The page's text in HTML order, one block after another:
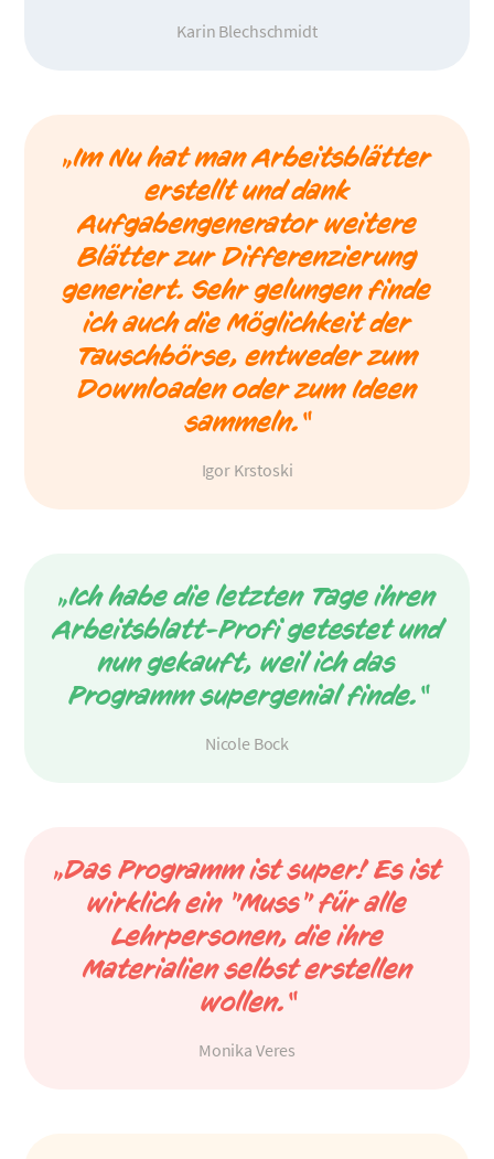
Karin Blechschmidt
„Im Nu hat man Arbeitsblätter
erstellt und dank
Aufgabengenerator weitere
Blätter zur Differenzierung
generiert. Sehr gelungen finde
ich auch die Möglichkeit der
Tauschbörse, entweder zum
Downloaden oder zum Ideen
sammeln.“
Igor Krstoski
„Ich habe die letzten Tage ihren
Arbeitsblatt-Profi getestet und
nun gekauft, weil ich das
Programm supergenial finde.“
Nicole Bock
„Das Programm ist super! Es ist
wirklich ein "Muss" für alle
Lehrpersonen, die ihre
Materialien selbst erstellen
wollen.“
Monika Veres